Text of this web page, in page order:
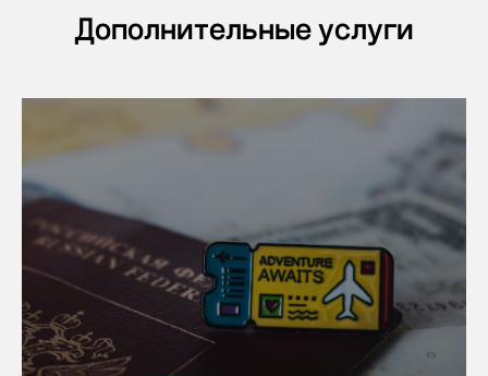
Дополнительные услуги